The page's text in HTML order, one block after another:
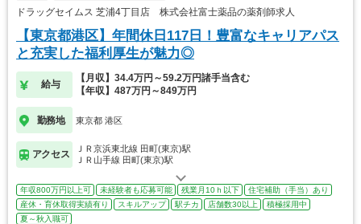
ドラッグセイムス 芝浦4丁目店 株式会社富士薬品の薬剤師求人
【東京都港区】年間休日117日！豊富なキャリアパス
と充実した福利厚生が魅力◎
給与
【月収】34.4万円～59.2万円諸手当含む
【年収】487万円～849万円
勤務地 東京都 港区
アクセス
ＪＲ京浜東北線 田町(東京)駅
ＪＲ山手線 田町(東京)駅
年収800万円以上可 未経験者も応募可能 残業月10ｈ以下
住宅補助（手当）あり
産休・育休取得実績有り
スキルアップ 駅チカ 店舗数30以上
積極採用中
夏～秋入職可